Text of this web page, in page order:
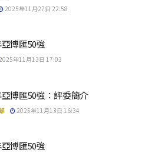
2025年11月27日 22:58
博匯50強
年11月13日 17:03
亞博匯50強：評委簡介
2025年11月13日 16:34
博匯50強